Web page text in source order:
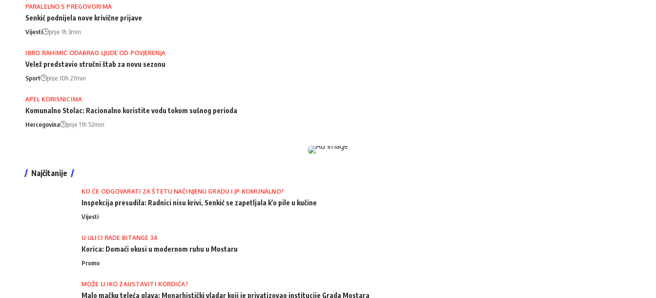
PARALELNO S PREGOVORIMA
Senkić podnijela nove krivične prijave
Vijesti prije 1h 3min
IBRO RAHIMIĆ ODABRAO LJUDE OD POVJERENJA
Velež predstavio stručni štab za novu sezonu
Sport prije 10h 27min
APEL KORISNICIMA
Komunalno Stolac: Racionalno koristite vodu tokom sušnog perioda
Hercegovina prije 11h 52min
Najčitanije
KO ĆE ODGOVARATI ZA ŠTETU NAČINJENU GRADU I JP KOMUNALNO?
Inspekcija presudila: Radnici nisu krivi, Senkić se zapetljala k'o pile u kučine
Vijesti
U ULICI RADE BITANGE 34
Korica: Domaći okusi u modernom ruhu u Mostaru
Promo
MOŽE LI IKO ZAUSTAVITI KORDIĆA?
Malo mačku teleća glava: Monarhistički vladar koji je privatizovao institucije Grada Mostara